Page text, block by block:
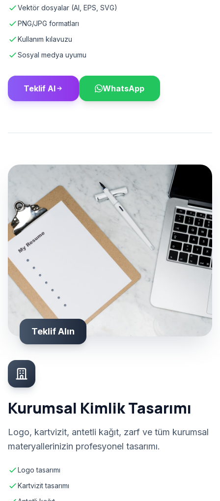
Vektör dosyalar (AI, EPS, SVG)
PNG/JPG formatları
Kullanım kılavuzu
Sosyal medya uyumu
Teklif Al WhatsApp
Teklif Alın
Kurumsal Kimlik Tasarımı
Logo, kartvizit, antetli kağıt, zarf ve tüm kurumsal
materyallerinizin profesyonel tasarımı.
Logo tasarımı
Kartvizit tasarımı